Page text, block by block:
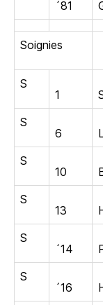
´81
Soignies
S
1
S
6
S
10
S
13
S
´14
S
´16